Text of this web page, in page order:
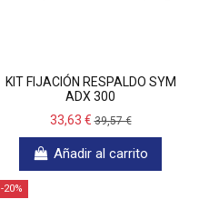
KIT FIJACIÓN RESPALDO SYM
ADX 300
33,63 €39,57 €
Añadir al carrito
-20%